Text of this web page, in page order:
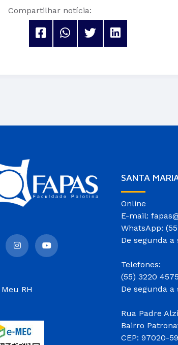
Compartilhar notícia:
Meu RH
SANTA
Online
E-mail:
WhatsApp:
De segunda a
Telefones:
(55) 3220 4575
De segunda a
Rua Padre
Bairro
CEP: 97020-